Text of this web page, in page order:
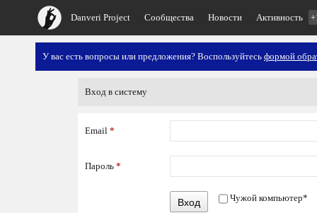
Danveri Project Сообщества Новости Активность
У вас есть вопросы или предложения? Воспользуйтесь формой
Вход в систему
Email *
Пароль *
Вход Чужой компьютер*